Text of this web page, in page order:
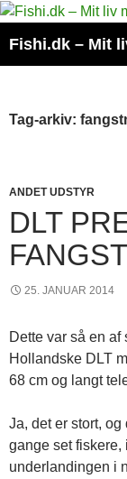
Hop
indhold
Fishi.dk – Mit
Tag-arkiv:
ANDET UDSTYR
DLT
25. JANUAR 2014
Dette var så en af
Hollandske DLT
68 cm og langt
Ja, det er stort,
gange set fiskere,
underlandingen i